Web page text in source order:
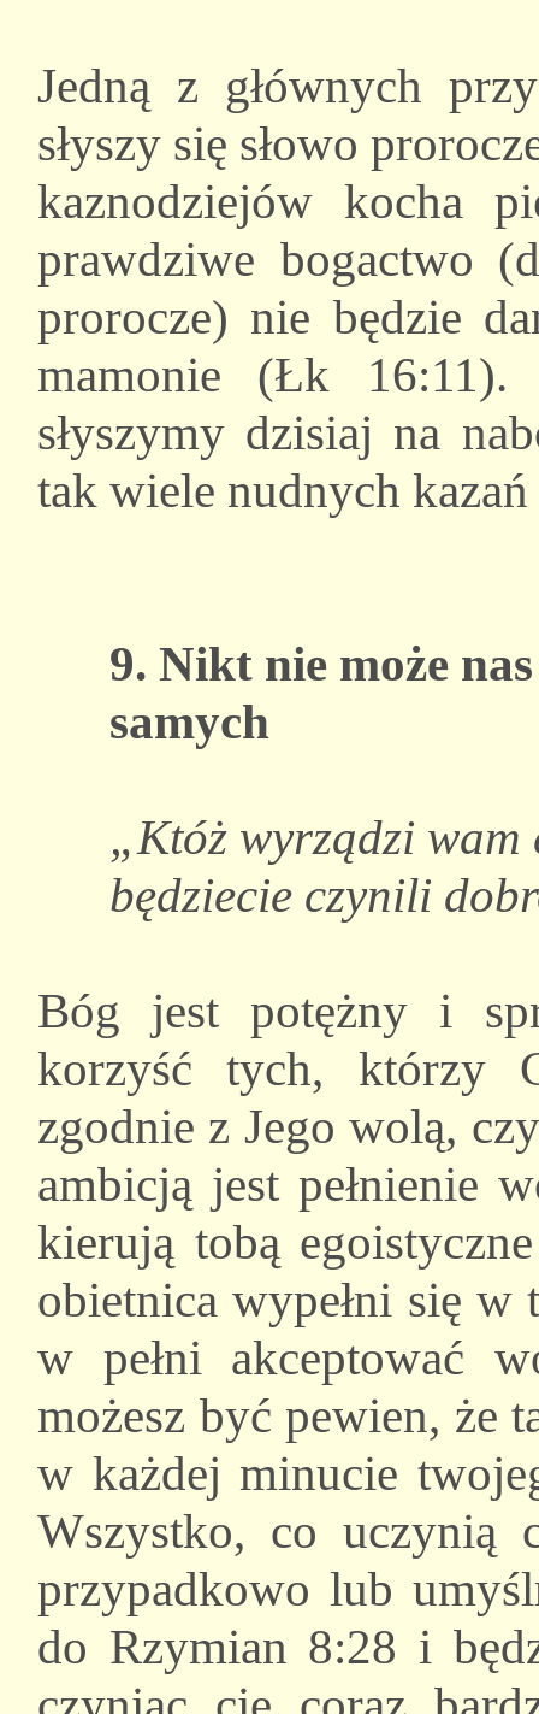
Jedną z głównych
słyszy się słowo
kaznodziejów kocha
prawdziwe bogactwo
prorocze) nie będzie
mamonie (Łk
słyszymy dzisiaj na
tak wiele nudnych
9. Nikt nie może
samych
„Któż wyrządzi wam
będziecie czynili
Bóg jest potężny i
korzyść tych, którzy
zgodnie z Jego wolą,
ambicją jest pełnienie
kierują tobą
obietnica wypełni się
w pełni akceptować
możesz być pewien, że
w każdej minucie
Wszystko, co uczynią
przypadkowo lub
do Rzymian 8:28 i